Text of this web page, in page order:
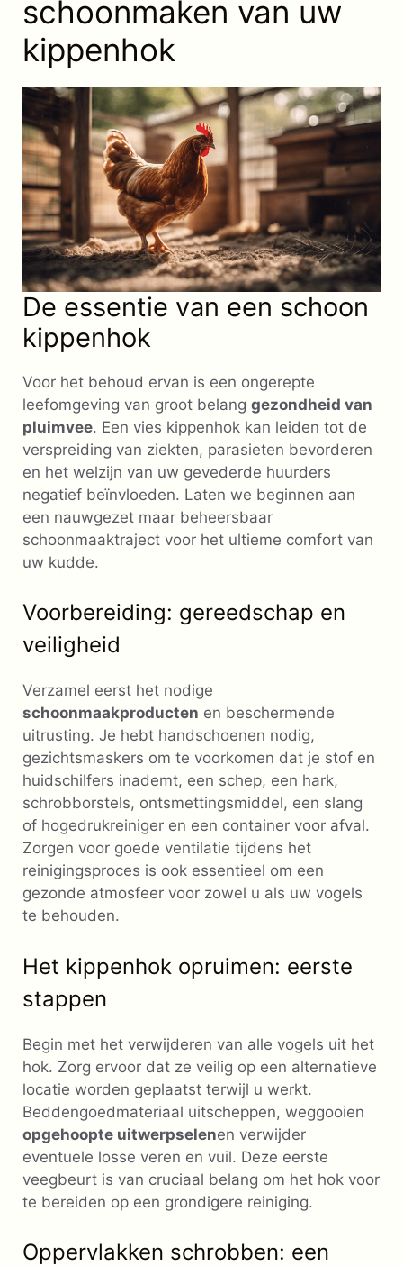
schoonmaken van uw
kippenhok
De essentie van een schoon
kippenhok
Voor het behoud ervan is een ongerepte
leefomgeving van groot belang gezondheid van
pluimvee. Een vies kippenhok kan leiden tot de
verspreiding van ziekten, parasieten bevorderen
en het welzijn van uw gevederde huurders
negatief beïnvloeden. Laten we beginnen aan
een nauwgezet maar beheersbaar
schoonmaaktraject voor het ultieme comfort van
uw kudde.
Voorbereiding: gereedschap en
veiligheid
Verzamel eerst het nodige
schoonmaakproducten en beschermende
uitrusting. Je hebt handschoenen nodig,
gezichtsmaskers om te voorkomen dat je stof en
huidschilfers inademt, een schep, een hark,
schrobborstels, ontsmettingsmiddel, een slang
of hogedrukreiniger en een container voor afval.
Zorgen voor goede ventilatie tijdens het
reinigingsproces is ook essentieel om een ​​
gezonde atmosfeer voor zowel u als uw vogels
te behouden.
Het kippenhok opruimen: eerste
stappen
Begin met het verwijderen van alle vogels uit het
hok. Zorg ervoor dat ze veilig op een alternatieve
locatie worden geplaatst terwijl u werkt.
Beddengoedmateriaal uitscheppen, weggooien
opgehoopte uitwerpselenen verwijder
eventuele losse veren en vuil. Deze eerste
veegbeurt is van cruciaal belang om het hok voor
te bereiden op een grondigere reiniging.
Oppervlakken schrobben: een